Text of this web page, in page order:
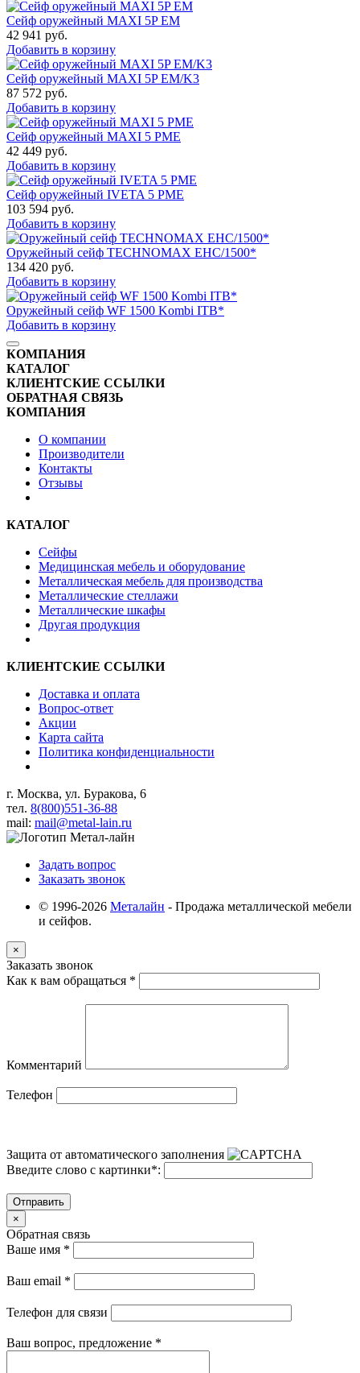
Сейф оружейный MAXI 5P EM
42 941 руб.
Добавить в корзину
Сейф оружейный MAXI 5P EM/K3
87 572 руб.
Добавить в корзину
Сейф оружейный MAXI 5 PME
42 449 руб.
Добавить в корзину
Сейф оружейный IVETA 5 PME
103 594 руб.
Добавить в корзину
Оружейный сейф TECHNOMAX EHC/1500*
134 420 руб.
Добавить в корзину
Оружейный сейф WF 1500 Kombi ITB*
Добавить в корзину
КОМПАНИЯ
КАТАЛОГ
КЛИЕНТСКИЕ ССЫЛКИ
ОБРАТНАЯ СВЯЗЬ
КОМПАНИЯ
О компании
Производители
Контакты
Отзывы
КАТАЛОГ
Сейфы
Медицинская мебель и оборудование
Металлическая мебель для производства
Металлические стеллажи
Металлические шкафы
Другая продукция
КЛИЕНТСКИЕ ССЫЛКИ
Доставка и оплата
Вопрос-ответ
Акции
Карта сайта
Политика конфиденциальности
г. Москва, ул. Буракова, 6
тел. 8(800)551-36-88
mail: mail@metal-lain.ru
Задать вопрос
Заказать звонок
© 1996-2026 Металайн - Продажа металлической мебели
и сейфов.
×
Заказать звонок
Как к вам обращаться *
Комментарий
Телефон
Защита от автоматического заполнения
Введите слово с картинки*:
Отправить
×
Обратная связь
Ваше имя *
Ваш email *
Телефон для связи
Ваш вопрос, предложение *